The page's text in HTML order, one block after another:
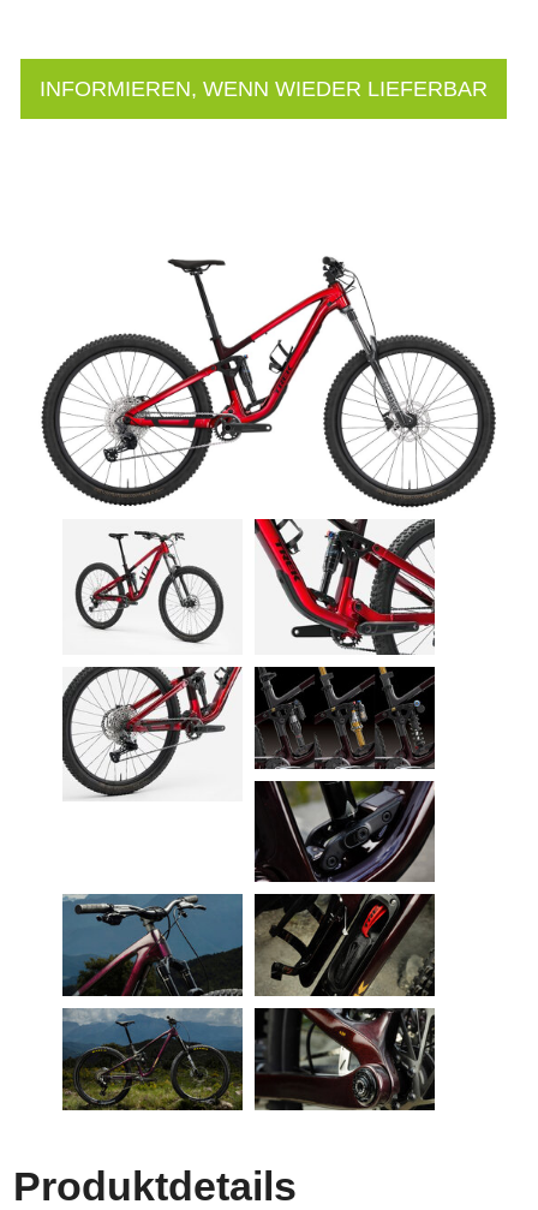
INFORMIEREN, WENN WIEDER LIEFERBAR
Produktdetails